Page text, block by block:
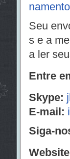
Seu
s e a
a ler
Entre
Skype:
E-mail:
Siga-
Website